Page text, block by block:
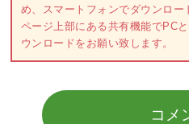
め、スマートフォンでダウンロー
ページ上部にある共有機能でPC
ウンロードをお願い致します。
コメ